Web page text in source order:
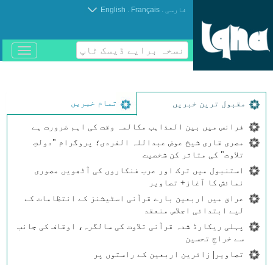
فارسی .
Français
.
English
نسخہ برایے ڈیسک ٹاپ
باز
و
مقبول ترین خبریں تمام خبریں
فرانس میں بین المذاہب مکالمہ وقت کی اہم ضرورت ہے
مصری قاری شیخ عوض عبداللہ الفردی؛ پروگرام "دولتِ
تلاوت" کی متاثر کن شخصیت
استنبول میں ترک اور عرب فنکاروں کی آٹھویں مصوری
نمائش کا آغاز+ تصاویر
عراق میں اربعین بارے قرآنی اسٹیشنز کے انتظامات کے
لیے ابتدائی اجلاس منعقد
پہلی ریکارڈ شدہ قرآنی تلاوت کی سالگرہ، اوقاف کی جانب
سے خراجِ تحسین
تصاویر| زائرین اربعین کے راستوں پر